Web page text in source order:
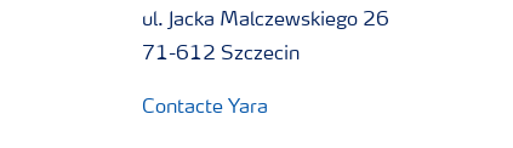
ul. Jacka Malczewskiego 26
71-612 Szczecin
Contacte Yara